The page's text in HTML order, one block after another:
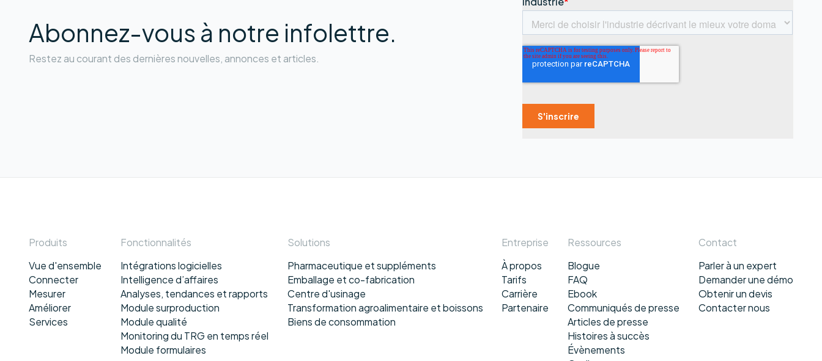
Abonnez-vous à notre infolettre.
Restez au courant des dernières nouvelles, annonces et articles.
Produits
Vue d'ensemble
Connecter
Mesurer
Améliorer
Services
Fonctionnalités
Intégrations logicielles
Intelligence d’affaires
Analyses, tendances et rapports
Module surproduction
Module qualité
Monitoring du TRG en temps réel
Module formulaires
Solutions
Pharmaceutique et suppléments
Emballage et co-fabrication
Centre d'usinage
Transformation agroalimentaire et boissons
Biens de consommation
Entreprise
À propos
Tarifs
Carrière
Partenaire
Ressources
Blogue
FAQ
Ebook
Communiqués de presse
Articles de presse
Histoires à succès
Évènements
Contact
Parler à un expert
Demander une démo
Obtenir un devis
Contacter nous